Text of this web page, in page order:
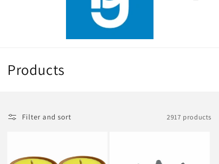
C
Products
Filter and sort 2917 products